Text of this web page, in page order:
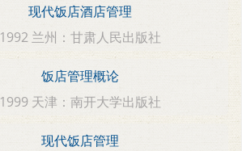
现代饭店酒店管理
1992 兰州：甘肃人民出版社
饭店管理概论
1999 天津：南开大学出版社
现代饭店管理